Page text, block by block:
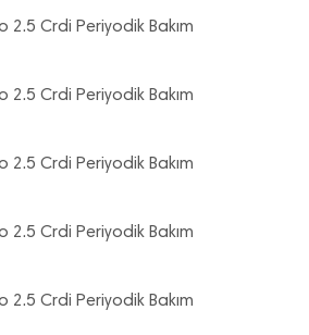
2.5 Crdi Periyodik Bakım
2.5 Crdi Periyodik Bakım
2.5 Crdi Periyodik Bakım
2.5 Crdi Periyodik Bakım
2.5 Crdi Periyodik Bakım